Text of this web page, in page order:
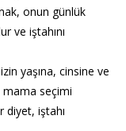
onun günlük
ve iştahını
yaşına, cinsine ve
mama seçimi
diyet, iştahı